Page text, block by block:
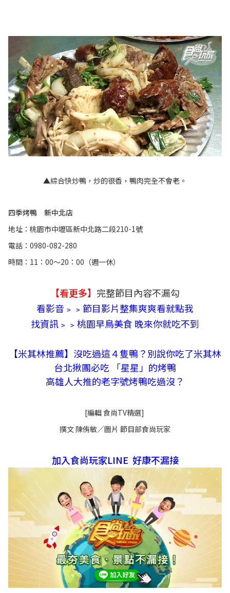
▲綜合快炒鴨，炒的很香，鴨肉完全不會老。
四季烤鴨 新中北店
地址：桃園市中壢區新中北路二段210-1號
電話：0980-082-280
時間：11：00～20：00（週一休）
【看更多】 完整節目內容不漏勾
看影音﹥﹥節目影片整集爽爽看就點我
找資訊﹥﹥桃園早鳥美食 晚來你就吃不到
【米其林推薦】沒吃過這４隻鴨？別說你吃了米其林
台北揪團必吃 「星星」的烤鴨
高雄人大推的老字號烤鴨吃過沒？
[編輯 食尚TV精選]
撰文 陳侑敏／圖片 節目部食尚玩家
加入食尚玩家LINE 好康不漏接